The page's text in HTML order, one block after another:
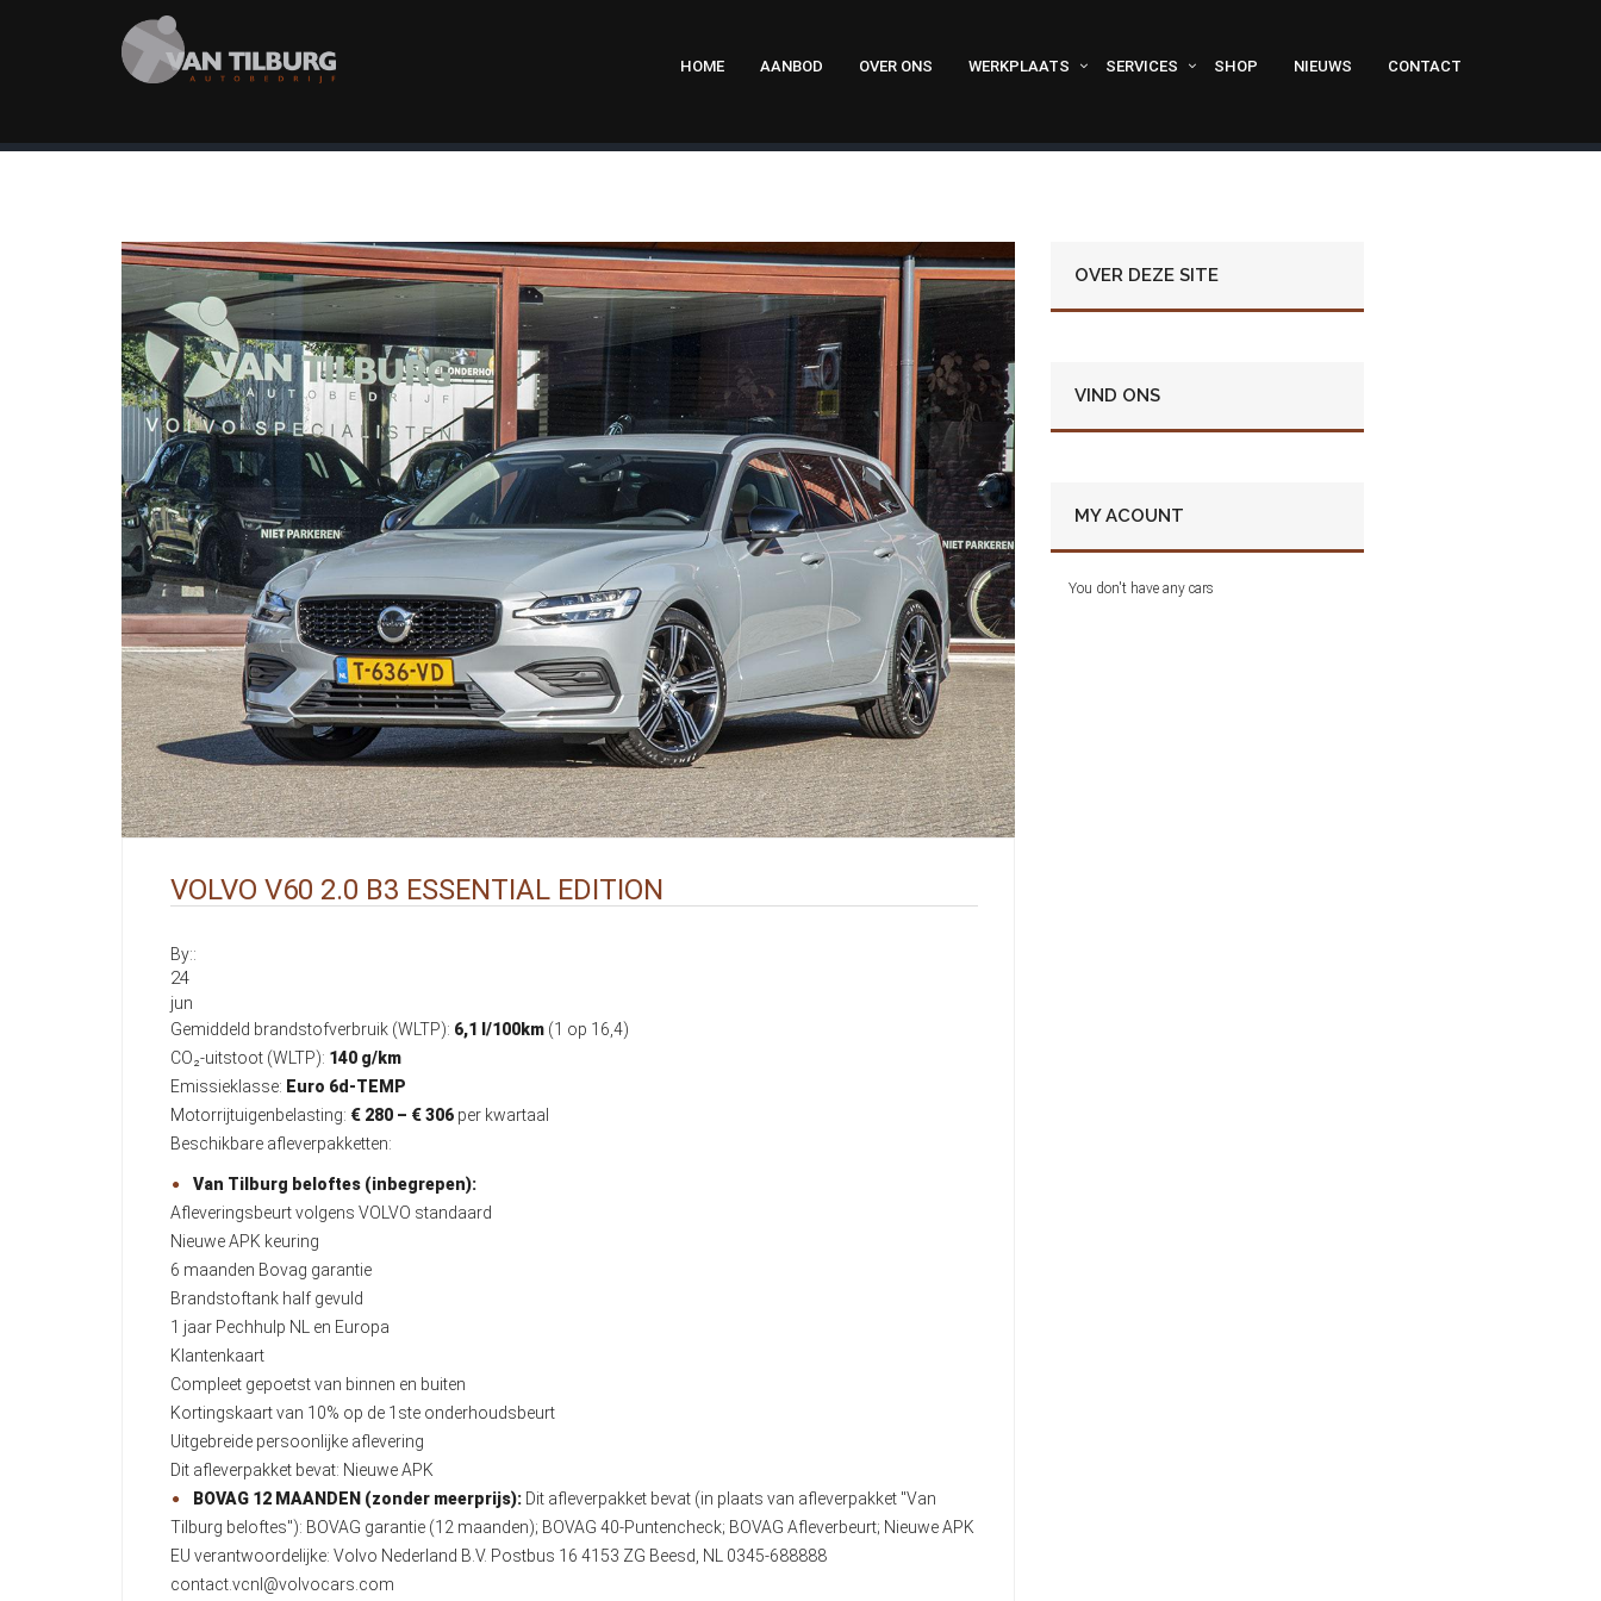
HOME AANBOD OVER ONS WERKPLAATS SERVICES SHOP NIEUWS CONTACT
VOLVO V60 2.0 B3 ESSENTIAL EDITION
By::
24
jun
Gemiddeld brandstofverbruik (WLTP): 6,1 l/100km (1 op 16,4)
CO₂-uitstoot (WLTP): 140 g/km
Emissieklasse: Euro 6d-TEMP
Motorrijtuigenbelasting: € 280 – € 306 per kwartaal
Beschikbare afleverpakketten:
Van Tilburg beloftes (inbegrepen):
Afleveringsbeurt volgens VOLVO standaard
Nieuwe APK keuring
6 maanden Bovag garantie
Brandstoftank half gevuld
1 jaar Pechhulp NL en Europa
Klantenkaart
Compleet gepoetst van binnen en buiten
Kortingskaart van 10% op de 1ste onderhoudsbeurt
Uitgebreide persoonlijke aflevering
Dit afleverpakket bevat: Nieuwe APK
BOVAG 12 MAANDEN (zonder meerprijs): Dit afleverpakket bevat (in plaats van afleverpakket "Van
Tilburg beloftes"): BOVAG garantie (12 maanden); BOVAG 40-Puntencheck; BOVAG Afleverbeurt; Nieuwe APK
EU verantwoordelijke: Volvo Nederland B.V. Postbus 16 4153 ZG Beesd, NL 0345-688888
contact.vcnl@volvocars.com
OVER DEZE SITE
VIND ONS
MY ACOUNT
You don't have any cars